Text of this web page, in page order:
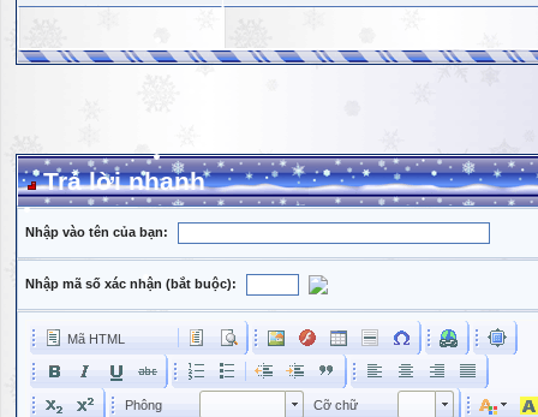
Trả lời nhanh
Nhập vào tên của bạn:
Nhập mã số xác nhận (bắt buộc):
Mã HTML
Phông Phông Cỡ chữ Kích cỡ phông